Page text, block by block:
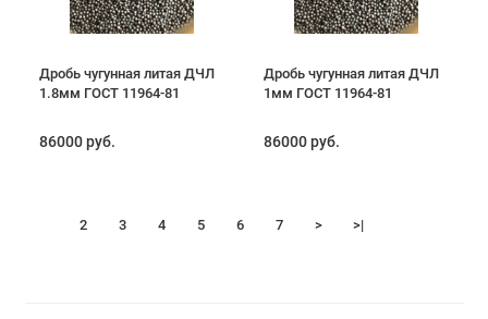
Дробь чугунная литая ДЧЛ
1.8мм ГОСТ 11964-81
86000 руб.
Дробь чугунная литая ДЧЛ
1мм ГОСТ 11964-81
86000 руб.
2 3 4 5 6 7 > >|